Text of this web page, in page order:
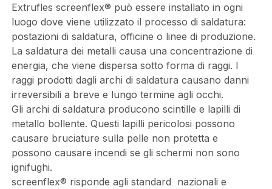
Extrufles screenflex® può essere installato in ogni
luogo dove viene utilizzato il processo di saldatura:
postazioni di saldatura, officine o linee di produzione.
La saldatura dei metalli causa una concentrazione di
energia, che viene dispersa sotto forma di raggi. I
raggi prodotti dagli archi di saldatura causano danni
irreversibili a breve e lungo termine agli occhi.
Gli archi di saldatura producono scintille e lapilli di
metallo bollente. Questi lapilli pericolosi possono
causare bruciature sulla pelle non protetta e
possono causare incendi se gli schermi non sono
ignifughi.
screenflex® risponde agli standard nazionali e